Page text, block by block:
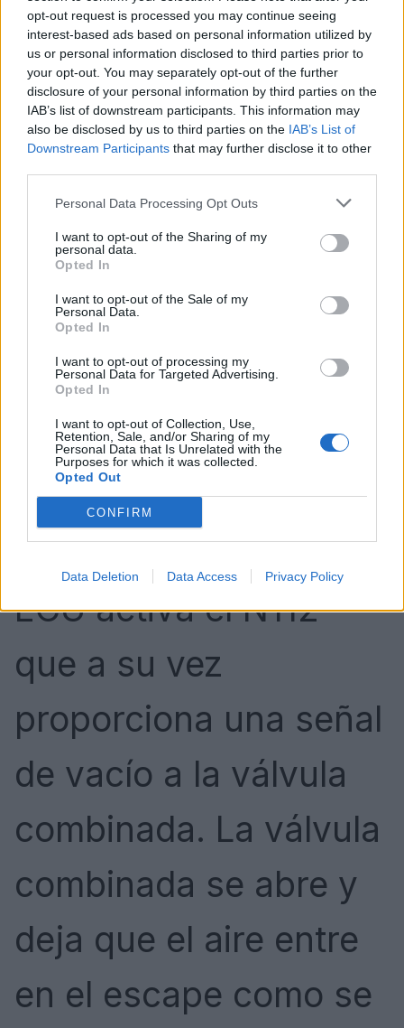
opt-out request is processed you may continue seeing
interest-based ads based on personal information utilized by
us or personal information disclosed to third parties prior to
your opt-out. You may separately opt-out of the further
disclosure of your personal information by third parties on the
IAB’s list of downstream participants. This information may
also be disclosed by us to third parties on the IAB’s List of
Downstream Participants that may further disclose it to other
Personal Data Processing Opt Outs
I want to opt-out of the Sharing of my
personal data.
Opted In
I want to opt-out of the Sale of my
Personal Data.
Opted In
I want to opt-out of processing my
Personal Data for Targeted Advertising.
Opted In
I want to opt-out of Collection, Use,
Retention, Sale, and/or Sharing of my
Personal Data that Is Unrelated with the
Purposes for which it was collected.
Opted Out
CONFIRM
Data Deletion Data Access Privacy Policy
Publicado10 de Abril del 2019
En 7/4/2019 a las 21:11,Tolodijo:
Si no recuerdo mal era un tema de emisiones, introduce
aire en el escape con el catalizador frio para mejorar lsu
función si la memoria no me falla.
Gracias por
compartir tus conocimientos.Si me permites amplio un
El N112 es el
interruptor de
encendido / apagado
para la válvula
combinada. Durante
un arranque en frío, la
ECU activa el N112
que a su vez
proporciona una señal
de vacío a la válvula
combinada. La válvula
combinada se abre y
deja que el aire entre
en el escape como se